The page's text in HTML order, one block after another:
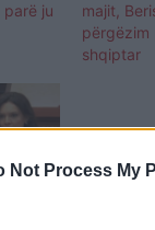
Not Process My
parë ju
majit,
përgëzim
shqiptar